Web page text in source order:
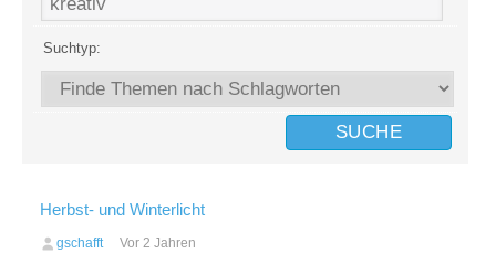
Suchtyp:
Herbst- und Winterlicht
gschafft Vor 2 Jahren